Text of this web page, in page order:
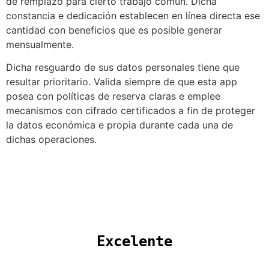
constancia e dedicación establecen en línea directa ese
cantidad con beneficios que es posible generar
mensualmente.
Dicha resguardo de sus datos personales tiene que
resultar prioritario. Valida siempre de que esta app
posea con políticas de reserva claras e emplee
mecanismos con cifrado certificados a fin de proteger
la datos económica e propia durante cada una de
dichas operaciones.
Excelente